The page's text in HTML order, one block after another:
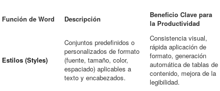
Función de Word Descripción
Beneficio Clave para
la Productividad
Estilos (Styles)
Conjuntos predefinidos o
personalizados de formato
(fuente, tamaño, color,
espaciado) aplicables a
texto y encabezados.
Consistencia visual,
rápida aplicación de
formato, generación
automática de tablas de
contenido, mejora de la
legibilidad.